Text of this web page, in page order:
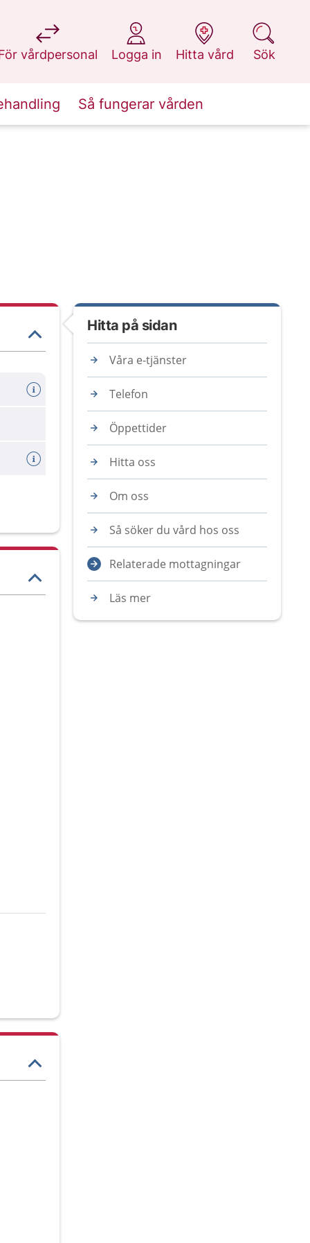
vårdpersonal
på 1177.se
Logga in
på 1177.se
Hitta vård
på 1177.se
Sök
på 1177.se
Så fungerar vården
Hitta på sidan
Våra e-tjänster
Telefon
Öppettider
Hitta oss
Om oss
Så söker du vård hos oss
Relaterade mottagningar
Läs mer